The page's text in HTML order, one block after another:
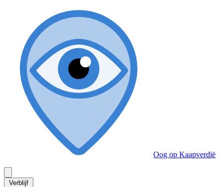
Oog op Kaapverdië
Verblijf